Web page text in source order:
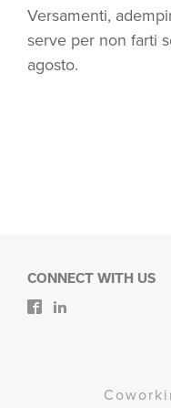
Versamenti,
serve per non farti
agosto.
CONNECT WITH US